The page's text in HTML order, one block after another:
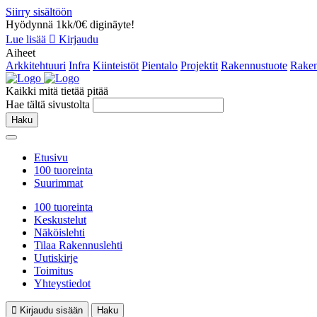
Siirry sisältöön
Hyödynnä 1kk/0€ diginäyte!
Lue lisää
Kirjaudu
Aiheet
Arkkitehtuuri Infra Kiinteistöt Pientalo Projektit Rakennustuote
Kaikki mitä tietää pitää
Hae tältä sivustolta
Haku
Etusivu
100 tuoreinta
Suurimmat
100 tuoreinta
Keskustelut
Näköislehti
Tilaa Rakennuslehti
Uutiskirje
Toimitus
Yhteystiedot
Kirjaudu sisään
Haku